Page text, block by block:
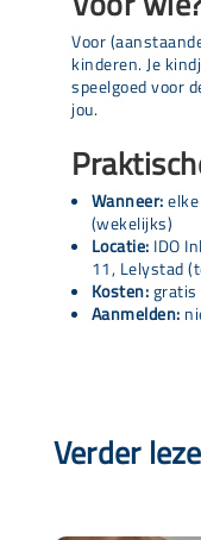
Voor
kinderen. Je
speelgoed voor
jou.
Wanneer:
(wekelijks)
Locatie: IDO
11, Lelystad
Kosten:gratis
Aanmelden:
Verder